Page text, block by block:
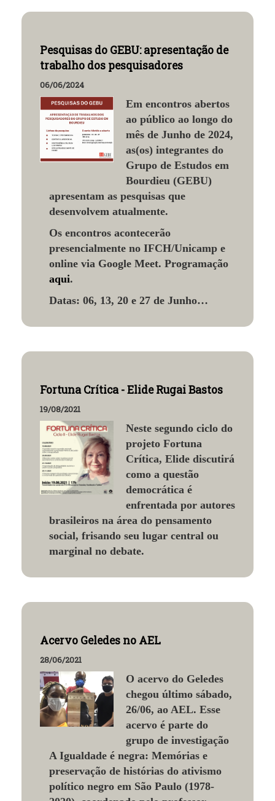
Pesquisas do GEBU: apresentação de
trabalho dos pesquisadores
06/06/2024
Em encontros abertos
ao público ao longo do
mês de Junho de 2024,
as(os) integrantes do
Grupo de Estudos em
Bourdieu (GEBU)
apresentam as pesquisas que
desenvolvem atualmente.
Os encontros acontecerão
presencialmente no IFCH/Unicamp e
online via Google Meet. Programação
aqui.
Datas: 06, 13, 20 e 27 de Junho…
Fortuna Crítica - Elide Rugai Bastos
19/08/2021
Neste segundo ciclo do
projeto Fortuna
Crítica, Elide discutirá
como a questão
democrática é
enfrentada por autores
brasileiros na área do pensamento
social, frisando seu lugar central ou
marginal no debate.
Acervo Geledes no AEL
28/06/2021
O acervo do Geledes
chegou último sábado,
26/06, ao AEL. Esse
acervo é parte do
grupo de investigação
A Igualdade é negra: Memórias e
preservação de histórias do ativismo
político negro em São Paulo (1978-